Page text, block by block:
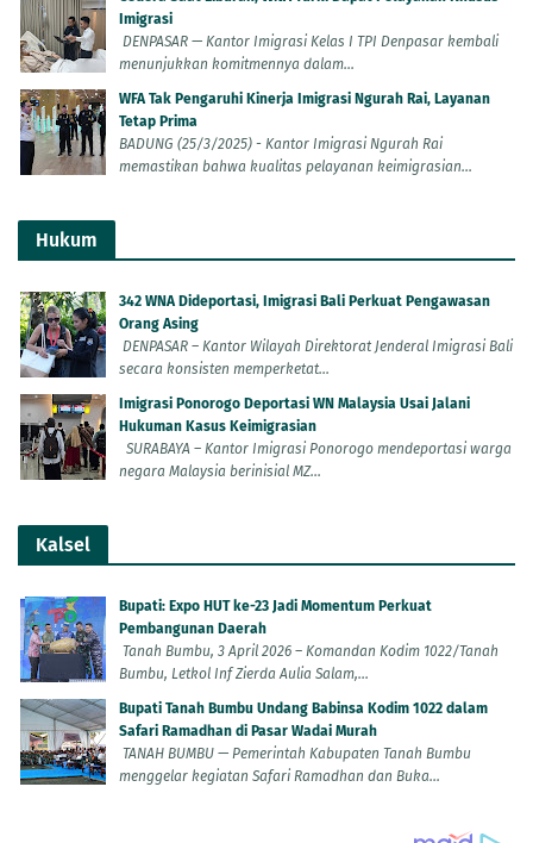
Imigrasi
DENPASAR — Kantor Imigrasi Kelas I TPI Denpasar kembali
menunjukkan komitmennya dalam...
WFA Tak Pengaruhi Kinerja Imigrasi Ngurah Rai, Layanan
Tetap Prima
BADUNG (25/3/2025) - Kantor Imigrasi Ngurah Rai
memastikan bahwa kualitas pelayanan keimigrasian...
Hukum
342 WNA Dideportasi, Imigrasi Bali Perkuat Pengawasan
Orang Asing
DENPASAR – Kantor Wilayah Direktorat Jenderal Imigrasi Bali
secara konsisten memperketat...
Imigrasi Ponorogo Deportasi WN Malaysia Usai Jalani
Hukuman Kasus Keimigrasian
SURABAYA – Kantor Imigrasi Ponorogo mendeportasi warga
negara Malaysia berinisial MZ...
Kalsel
Bupati: Expo HUT ke-23 Jadi Momentum Perkuat
Pembangunan Daerah
Tanah Bumbu, 3 April 2026 – Komandan Kodim 1022/Tanah
Bumbu, Letkol Inf Zierda Aulia Salam,...
Bupati Tanah Bumbu Undang Babinsa Kodim 1022 dalam
Safari Ramadhan di Pasar Wadai Murah
TANAH BUMBU — Pemerintah Kabupaten Tanah Bumbu
menggelar kegiatan Safari Ramadhan dan Buka...